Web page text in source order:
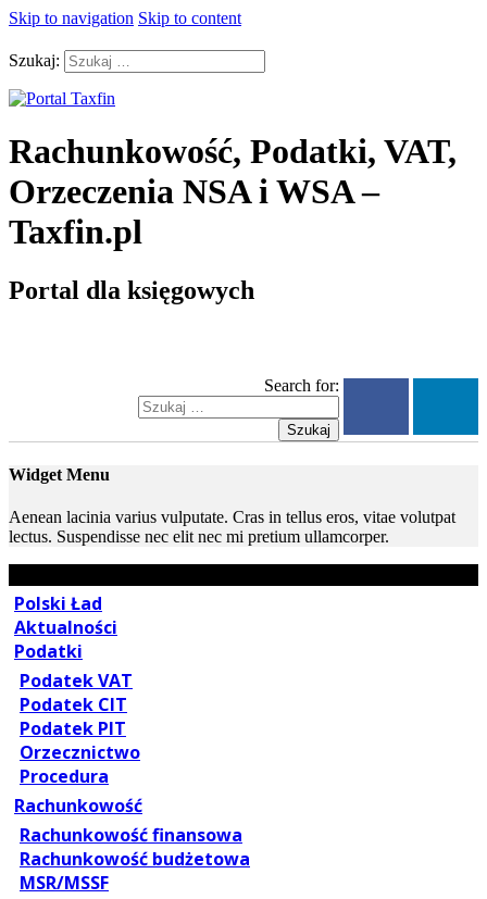
Skip to navigation Skip to content
Szukaj:
Rachunkowość, Podatki, VAT,
Orzeczenia NSA i WSA –
Taxfin.pl
Portal dla księgowych
Search for:
Szukaj
Widget Menu
Aenean lacinia varius vulputate. Cras in tellus eros, vitae volutpat
lectus. Suspendisse nec elit nec mi pretium ullamcorper.
Polski Ład
Aktualności
Podatki
Podatek VAT
Podatek CIT
Podatek PIT
Orzecznictwo
Procedura
Rachunkowość
Rachunkowość finansowa
Rachunkowość budżetowa
MSR/MSSF